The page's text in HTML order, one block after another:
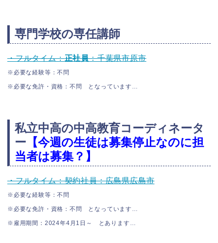
専門学校の専任講師
・フルタイム：正社員：千葉県市原市
※必要な経験等：不問
※必要な免許・資格：不問 となっています…
私立中高の中高教育コーディネータ
ー 【今週の生徒は募集停止なのに担
当者は募集？】
・フルタイム：契約社員：広島県広島市
※必要な経験等：不問
※必要な免許・資格：不問 となっています…
※雇用期間：2024年4月1日～ とあります…